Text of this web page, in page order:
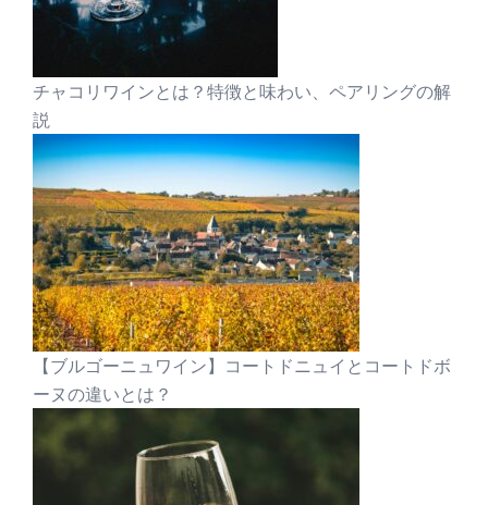
チャコリワインとは？特徴と味わい、ペアリングの解
説
【ブルゴーニュワイン】コートドニュイとコートドボ
ーヌの違いとは？